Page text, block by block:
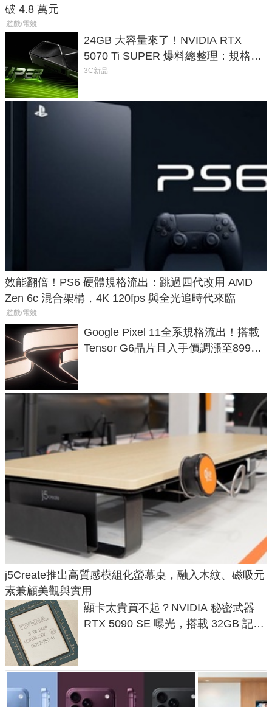
破 4.8 萬元
遊戲/電競
24GB 大容量來了！NVIDIA RTX
5070 Ti SUPER 爆料總整理：規格、
功耗、上市時間
3C新品
效能翻倍！PS6 硬體規格流出：跳過四代改用 AMD
Zen 6c 混合架構，4K 120fps 與全光追時代來臨
遊戲/電競
Google Pixel 11全系規格流出！搭載
Tensor G6晶片且入手價調漲至899美
j5Create推出高質感模組化螢幕桌，融入木紋、磁吸元
素兼顧美觀與實用
顯卡太貴買不起？NVIDIA 秘密武器
RTX 5090 SE 曝光，搭載 32GB 記憶